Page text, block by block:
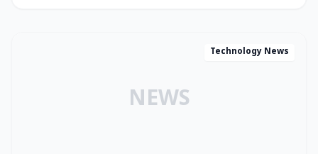
NEWS
Technology News